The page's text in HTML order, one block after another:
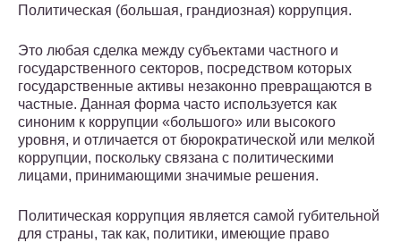
Политическая (большая, грандиозная) коррупция.
Это любая сделка между субъектами частного и
государственного секторов, посредством которых
государственные активы незаконно превращаются в
частные. Данная форма часто используется как
синоним к коррупции «большого» или высокого
уровня, и отличается от бюрократической или мелкой
коррупции, поскольку связана с политическими
лицами, принимающими значимые решения.
Политическая коррупция является самой губительной
для страны, так как, политики, имеющие право